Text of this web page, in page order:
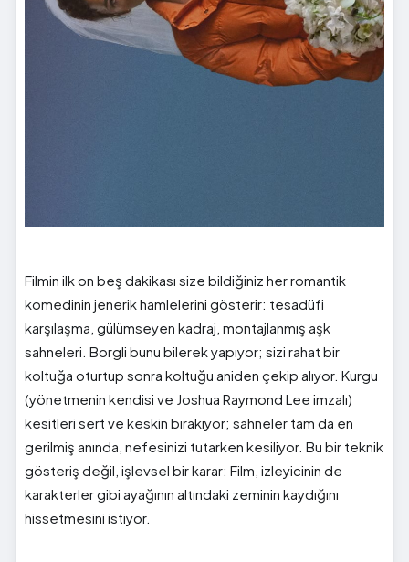
Filmin ilk on beş dakikası size bildiğiniz her romantik
komedinin jenerik hamlelerini gösterir: tesadüfi
karşılaşma, gülümseyen kadraj, montajlanmış aşk
sahneleri. Borgli bunu bilerek yapıyor; sizi rahat bir
koltuğa oturtup sonra koltuğu aniden çekip alıyor. Kurgu
(yönetmenin kendisi ve Joshua Raymond Lee imzalı)
kesitleri sert ve keskin bırakıyor; sahneler tam da en
gerilmiş anında, nefesinizi tutarken kesiliyor. Bu bir teknik
gösteriş değil, işlevsel bir karar: Film, izleyicinin de
karakterler gibi ayağının altındaki zeminin kaydığını
hissetmesini istiyor.